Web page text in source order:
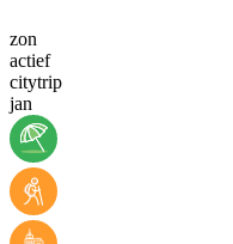
zon
actief
citytrip
jan